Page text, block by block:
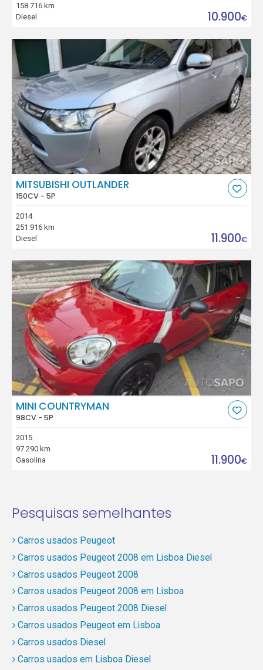
158.716 km
Diesel
10.900€
MITSUBISHI OUTLANDER
150CV - 5P
2014
251.916 km
Diesel
11.900€
MINI COUNTRYMAN
98CV - 5P
2015
97.290 km
Gasolina
11.900€
Pesquisas semelhantes
Carros usados Peugeot
Carros usados Peugeot 2008 em Lisboa Diesel
Carros usados Peugeot 2008
Carros usados Peugeot 2008 em Lisboa
Carros usados Peugeot 2008 Diesel
Carros usados Peugeot em Lisboa
Carros usados Diesel
Carros usados em Lisboa Diesel